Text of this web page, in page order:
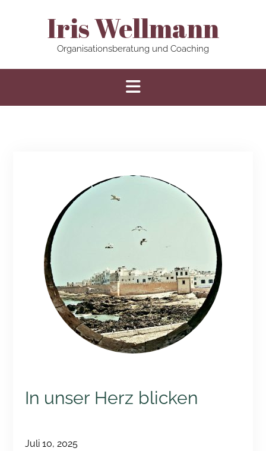
Iris Wellmann
Organisationsberatung und Coaching
In unser Herz blicken
Juli 10, 2025